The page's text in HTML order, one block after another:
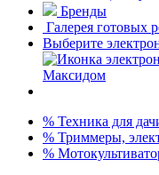
Бренды
Галерея готовых
Выберите
% Техника для
% Триммеры,
%